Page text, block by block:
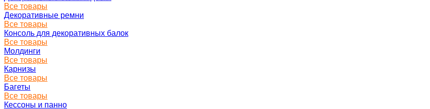
Все товары
Декоративные ремни
Все товары
Консоль для декоративных балок
Все товары
Молдинги
Все товары
Карнизы
Все товары
Багеты
Все товары
Кессоны и панно